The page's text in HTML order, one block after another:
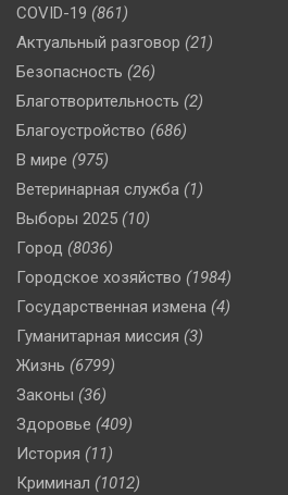
COVID-19 (861)
Актуальный разговор (21)
Безопасность (26)
Благотворительность (2)
Благоустройство (686)
В мире (975)
Ветеринарная служба (1)
Выборы 2025 (10)
Город (8036)
Городское хозяйство (1984)
Государственная измена (4)
Гуманитарная миссия (3)
Жизнь (6799)
Законы (36)
Здоровье (409)
История (11)
Криминал (1012)